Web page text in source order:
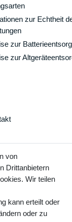
zur Echtheit
zur
zur
von
Drittanbietern
Wir teilen
kann erteilt oder
oder zu